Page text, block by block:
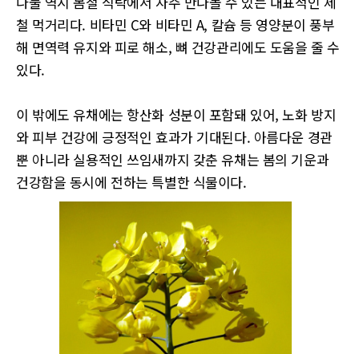
철 먹거리다. 비타민 C와 비타민 A, 칼슘 등 영양분이 풍부
해 면역력 유지와 피로 해소, 뼈 건강관리에도 도움을 줄 수
있다.
이 밖에도 유채에는 항산화 성분이 포함돼 있어, 노화 방지
와 피부 건강에 긍정적인 효과가 기대된다. 아름다운 경관
뿐 아니라 실용적인 쓰임새까지 갖춘 유채는 봄의 기운과
건강함을 동시에 전하는 특별한 식물이다.